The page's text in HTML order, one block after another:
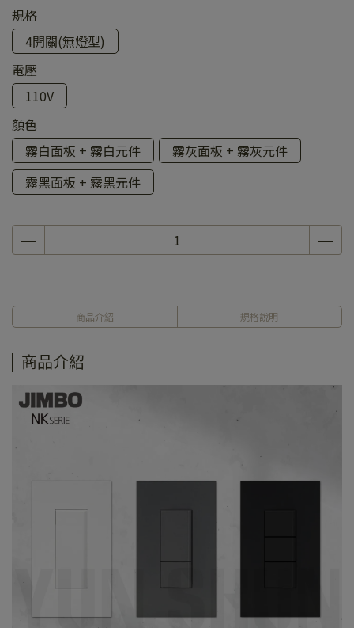
規格
4開關(無燈型)
電壓
110V
顏色
霧白面板 + 霧白元件
霧灰面板 + 霧灰元件
霧黑面板 + 霧黑元件
商品介紹 規格說明
商品介紹